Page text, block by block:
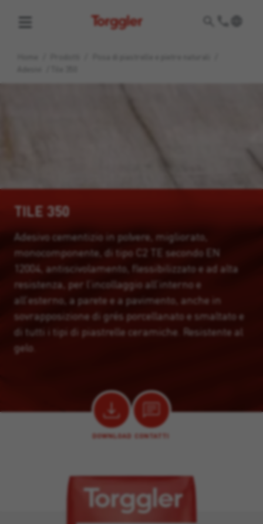
Torggler
TILE 350
Adesivo cementizio in polvere, migliorato,
monocomponente, di tipo C2 TE secondo EN
12004, antiscivolamento, flessibilizzato e ad alta
resistenza, per l’incollaggio all’interno e
all’esterno, a parete e a pavimento, anche in
sovrapposizione di grés porcellanato e smaltato e
di tutti i tipi di piastrelle ceramiche. Resistente al
gelo.
DOWNLOAD CONTATTI